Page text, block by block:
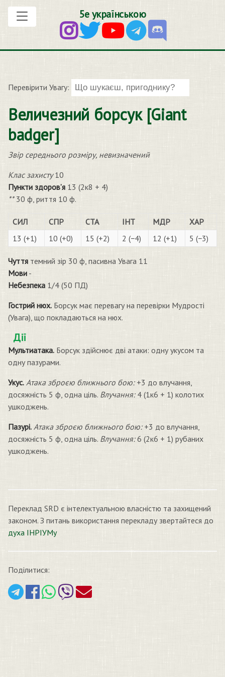
5е українською
Перевірити Увагу:
Величезний борсук [Giant
badger]
Звір середнього розміру, невизначений
Клас захисту10
Пункти здоров’я 13 (2к8 + 4)
**30 ф, риття 10 ф.
СИЛ СПР СТА ІНТ МДР
ХАР
13 (+1)
10 (+0) 15 (+2) 2 (−4) 12 (+1) 5 (−3)
Чуття темний зір 30 ф, пасивна Увага 11
Мови -
Небезпека 1/4 (50 ПД)
Гострий нюх. Борсук має перевагу на перевірки Мудрості
(Увага), що покладаються на нюх.
Дії
Мультиатака. Борсук здійснює дві атаки: одну укусом та
одну пазурами.
Укус. Атака зброєю ближнього бою:+3 до влучання,
досяжність 5 ф, одна ціль. Влучання:4 (1к6 + 1) колотих
ушкоджень.
Пазурі. Атака зброєю ближнього бою:+3 до влучання,
досяжність 5 ф, одна ціль. Влучання:6 (2к6 + 1) рубаних
ушкоджень.
Переклад SRD є інтелектуальною власністю та захищений
законом. З питань використання перекладу звертайтеся до
духа ІНРІУМу
Поділитися: